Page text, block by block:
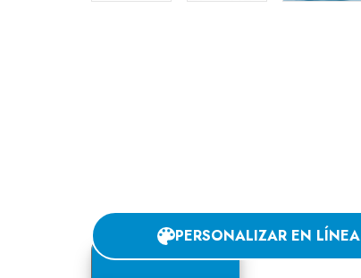
PERSONALIZAR EN LÍNEA